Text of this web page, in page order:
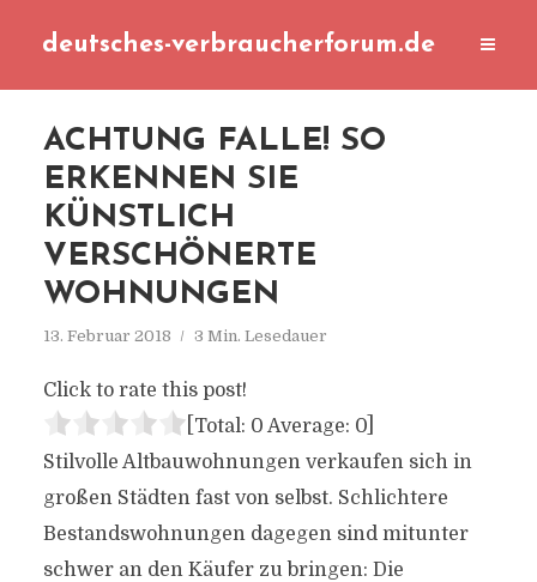
deutsches-verbraucherforum.de
ACHTUNG FALLE! SO
ERKENNEN SIE
KÜNSTLICH
VERSCHÖNERTE
WOHNUNGEN
13. Februar 2018 3 Min. Lesedauer
Click to rate this post!
[Total: 0 Average: 0]
Stilvolle Altbauwohnungen verkaufen sich in
großen Städten fast von selbst. Schlichtere
Bestandswohnungen dagegen sind mitunter
schwer an den Käufer zu bringen: Die